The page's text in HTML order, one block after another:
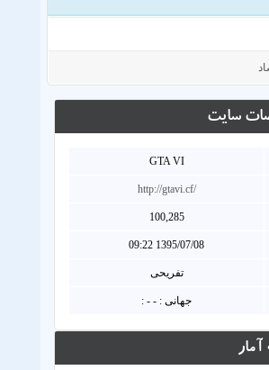
سايت
GTA VI
http://gtavi.cf/
100,285
1395/07/08 09:22
تفریحی
جهانی : - - :